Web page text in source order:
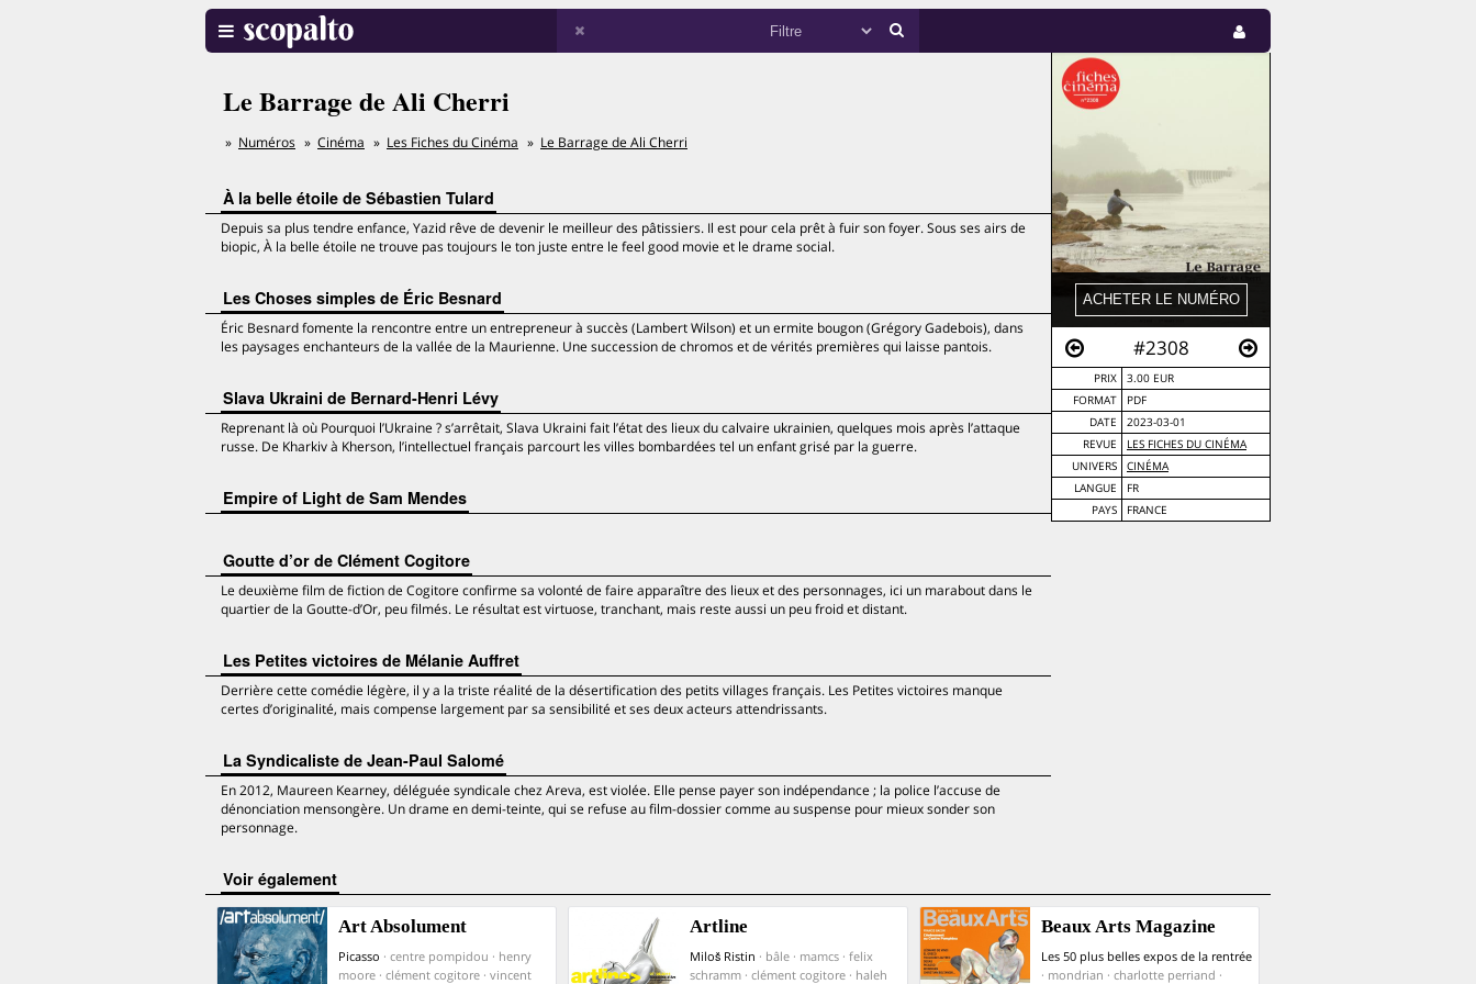
#2308
PRIX
3.00 EUR
FORMAT
PDF
DATE
2023-03-01
REVUE
LES FICHES DU CINÉMA
UNIVERS
CINÉMA
LANGUE
FR
PAYS
FRANCE
Le Barrage de Ali Cherri
Numéros Cinéma Les Fiches du Cinéma Le Barrage de Ali Cherri
À la belle étoile de Sébastien Tulard
Depuis sa plus tendre enfance, Yazid rêve de devenir le meilleur des pâtissiers. Il est pour cela prêt à fuir son foyer. Sous ses airs de
biopic, À la belle étoile ne trouve pas toujours le ton juste entre le feel good movie et le drame social.
Les Choses simples de Éric Besnard
Éric Besnard fomente la rencontre entre un entrepreneur à succès (Lambert Wilson) et un ermite bougon (Grégory Gadebois), dans
les paysages enchanteurs de la vallée de la Maurienne. Une succession de chromos et de vérités premières qui laisse pantois.
Slava Ukraini de Bernard-Henri Lévy
Reprenant là où Pourquoi l’Ukraine ? s’arrêtait, Slava Ukraini fait l’état des lieux du calvaire ukrainien, quelques mois après l’attaque
russe. De Kharkiv à Kherson, l’intellectuel français parcourt les villes bombardées tel un enfant grisé par la guerre.
Empire of Light de Sam Mendes
Goutte d’or de Clément Cogitore
Le deuxième film de fiction de Cogitore confirme sa volonté de faire apparaître des lieux et des personnages, ici un marabout dans le
quartier de la Goutte-d’Or, peu filmés. Le résultat est virtuose, tranchant, mais reste aussi un peu froid et distant.
Les Petites victoires de Mélanie Auffret
Derrière cette comédie légère, il y a la triste réalité de la désertification des petits villages français. Les Petites victoires manque
certes d’originalité, mais compense largement par sa sensibilité et ses deux acteurs attendrissants.
La Syndicaliste de Jean-Paul Salomé
En 2012, Maureen Kearney, déléguée syndicale chez Areva, est violée. Elle pense payer son indépendance ; la police l’accuse de
dénonciation mensongère. Un drame en demi-teinte, qui se refuse au film-dossier comme au suspense pour mieux sonder son
personnage.
voir également
Art Absolument
Picasso · centre pompidou · henry
moore · clément cogitore · vincent
Artline
Miloš Ristin · bâle · mamcs · felix
schramm · clément cogitore · haleh
Beaux Arts Magazine
Les 50 plus belles expos de la rentrée
· mondrian · charlotte perriand ·